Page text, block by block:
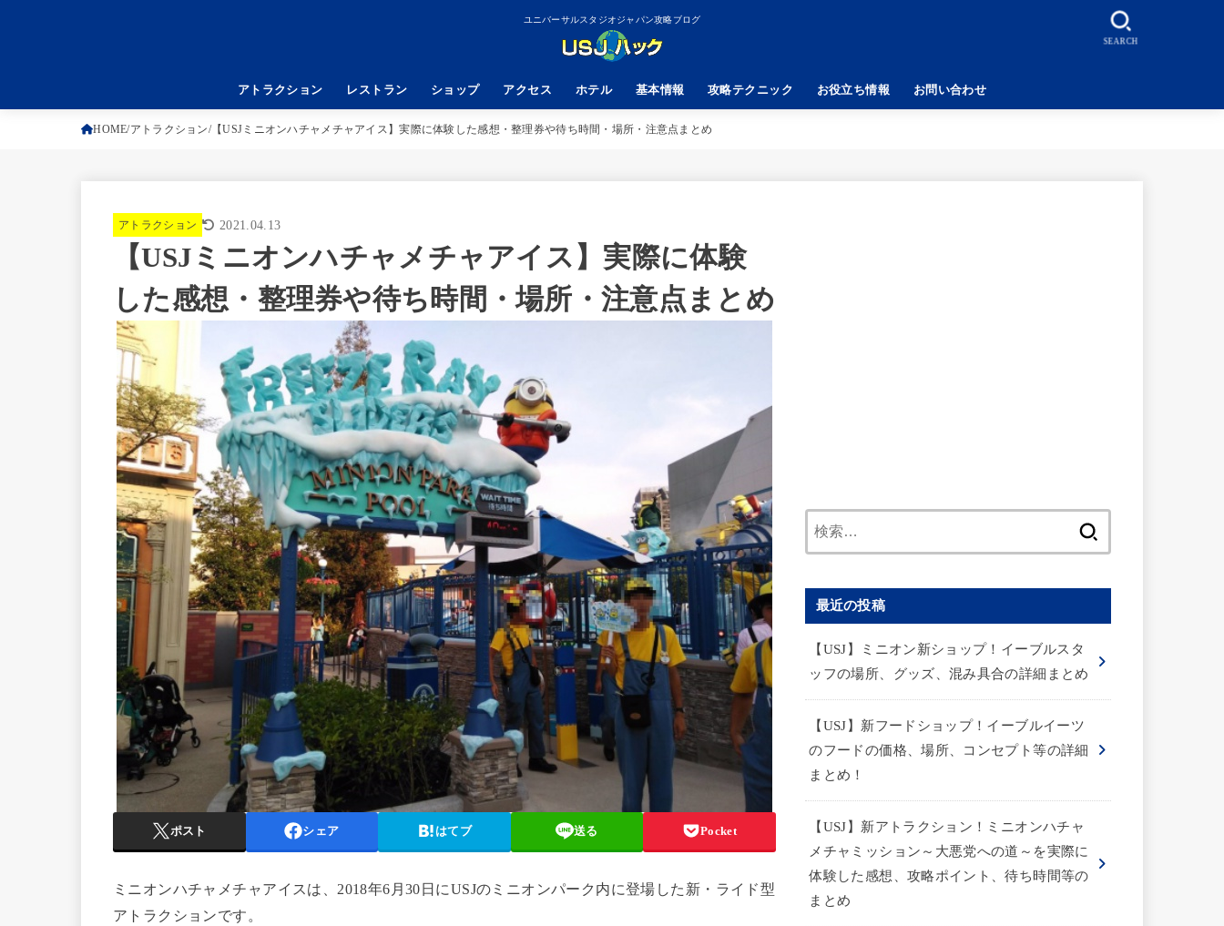
ユニバーサルスタジオジャパン攻略ブログ
アトラクション レストラン ショップ アクセス ホテル 基本情報 攻略テクニック お役立ち情報 お問い合わせ
SEARCH
HOME アトラクション 【USJミニオンハチャメチャアイス】実際に体験した感想・整理券や待ち時間・場所・注意点まとめ
アトラクション 2021.04.13
【USJミニオンハチャメチャアイス】実際に体験
した感想・整理券や待ち時間・場所・注意点まとめ
ポスト シェア はてブ 送る Pocket
ミニオンハチャメチャアイスは、2018年6月30日にUSJのミニオンパーク内に登場した新・ライド型
アトラクションです。
最近の投稿
【USJ】ミニオン新ショップ！イーブルスタ
ッフの場所、グッズ、混み具合の詳細まとめ
【USJ】新フードショップ！イーブルイーツ
のフードの価格、場所、コンセプト等の詳細
まとめ！
【USJ】新アトラクション！ミニオンハチャ
メチャミッション～大悪党への道～を実際に
体験した感想、攻略ポイント、待ち時間等の
まとめ